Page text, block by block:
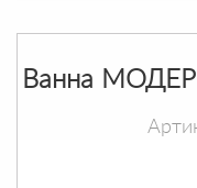
Ванна